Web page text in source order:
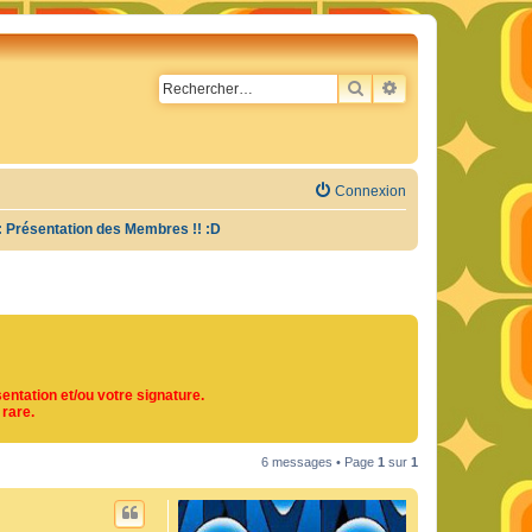
RECHERCHER
RECHERCHE
Connexion
Présentation des Membres !! :D
et/ou votre signature.
rare.
6 messages • Page 1 sur 1